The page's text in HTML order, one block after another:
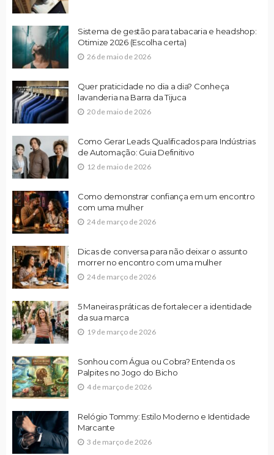
Sistema de gestão para tabacaria e headshop:
Otimize 2026 (Escolha certa)
26 de maio de 2026
Quer praticidade no dia a dia? Conheça
lavanderia na Barra da Tijuca
20 de maio de 2026
Como Gerar Leads Qualificados para Indústrias
de Automação: Guia Definitivo
12 de maio de 2026
Como demonstrar confiança em um encontro
com uma mulher
24 de março de 2026
Dicas de conversa para não deixar o assunto
morrer no encontro com uma mulher
24 de março de 2026
5 Maneiras práticas de fortalecer a identidade
da sua marca
19 de março de 2026
Sonhou com Água ou Cobra? Entenda os
Palpites no Jogo do Bicho
4 de março de 2026
Relógio Tommy: Estilo Moderno e Identidade
Marcante
3 de março de 2026